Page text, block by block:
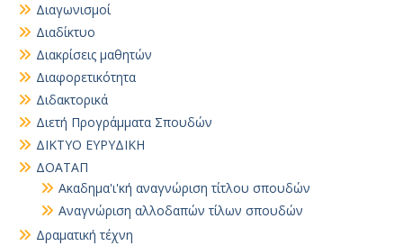
Διαγωνισμοί
Διαδίκτυο
Διακρίσεις μαθητών
Διαφορετικότητα
Διδακτορικά
Διετή Προγράμματα Σπουδών
ΔΙΚΤΥΟ ΕΥΡΥΔΙΚΗ
ΔΟΑΤΑΠ
Ακαδημα'ι'κή αναγνώριση τίτλου σπουδών
Αναγνώριση αλλοδαπών τίλων σπουδών
Δραματική τέχνη